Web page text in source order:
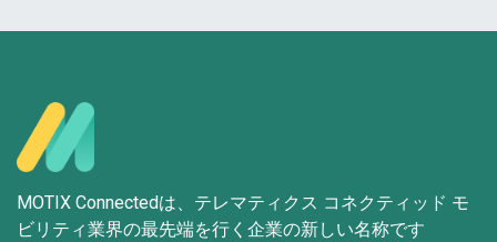
MOTIX Connectedは、テレマティクス コネクティッド モ
ビリティ業界の最先端を行く企業の新しい名称です